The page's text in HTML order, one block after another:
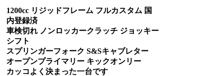
1200cc リジッドフレーム フルカスタム 国
内登録済
車検切れ ノンロッカークラッチ ジョッキー
シフト
スプリンガーフォーク S&Sキャブレター
オープンプライマリー キックオンリー
カッコよく決まった一台です